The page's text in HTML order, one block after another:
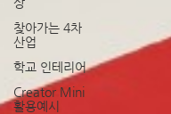
찾아가는 4차
산업
학교 인테리어
Creator Mini
활용예시